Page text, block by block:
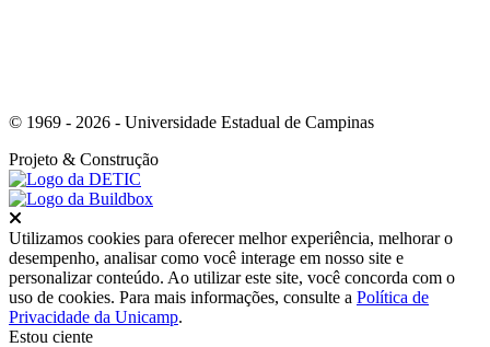
© 1969 - 2026 - Universidade Estadual de Campinas
Projeto & Construção
Utilizamos cookies para oferecer melhor experiência, melhorar o
desempenho, analisar como você interage em nosso site e
personalizar conteúdo. Ao utilizar este site, você concorda com o
uso de cookies. Para mais informações, consulte a Política de
Privacidade da Unicamp.
Estou ciente